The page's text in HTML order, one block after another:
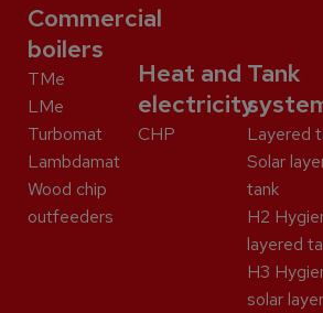
Commercial
boilers
TMe
LMe
Turbomat
Lambdamat
Wood chip
outfeeders
Heat and
electricity
CHP
Tank
Layered
Solar
tank
H2
layered
H3
solar